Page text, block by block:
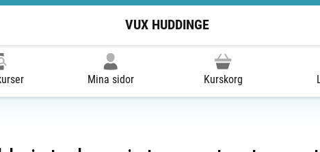
VUX HUDDINGE
Mina sidor Kurskorg